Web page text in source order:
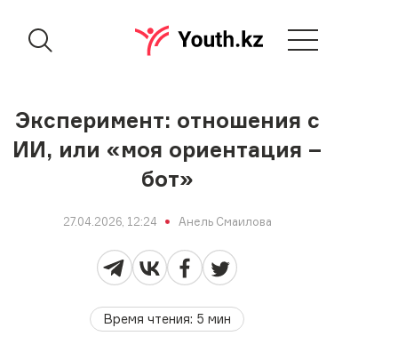
Эксперимент: отношения с
ИИ, или «моя ориентация –
бот»
27.04.2026, 12:24 Анель Смаилова
Время чтения: 5 мин